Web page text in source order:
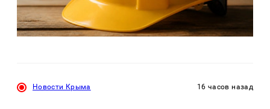
Новости Крыма 16 часов назад